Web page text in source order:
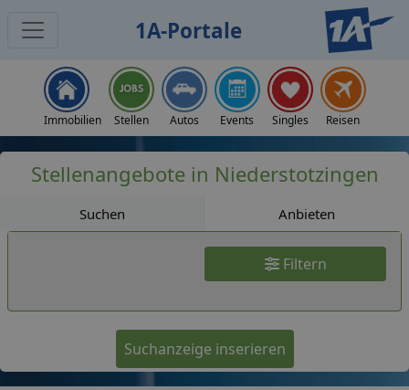
1A-Portale
Immobilien Stellen Autos Events Singles Reisen
Stellenangebote in Niederstotzingen
Suchen Anbieten
Filtern
Suchanzeige inserieren